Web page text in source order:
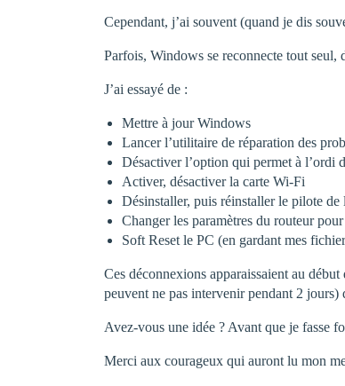
Cependant, j’ai souvent (quand je dis
Parfois, Windows se reconnecte tout seul,
J’ai essayé de :
Mettre à jour Windows
Lancer l’utilitaire de réparation des
Désactiver l’option qui permet à l’ordi
Activer, désactiver la carte Wi-Fi
Désinstaller, puis réinstaller le pilote de
Changer les paramètres du routeur
Soft Reset le PC (en gardant mes
Ces déconnexions apparaissaient au
peuvent ne pas intervenir pendant 2 jours)
Avez-vous une idée ? Avant que je fasse
Merci aux courageux qui auront lu mon